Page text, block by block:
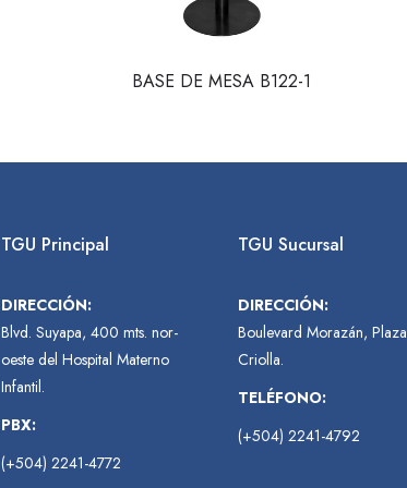
BASE DE MESA B122-1
TGU Principal
DIRECCIÓN:
Blvd. Suyapa, 400 mts. nor-
oeste del Hospital Materno
Infantil.
PBX:
(+504) 2241-4772
TGU Sucursal
DIRECCIÓN:
Boulevard Morazán, Plaza
Criolla.
TELÉFONO:
(+504) 2241-4792